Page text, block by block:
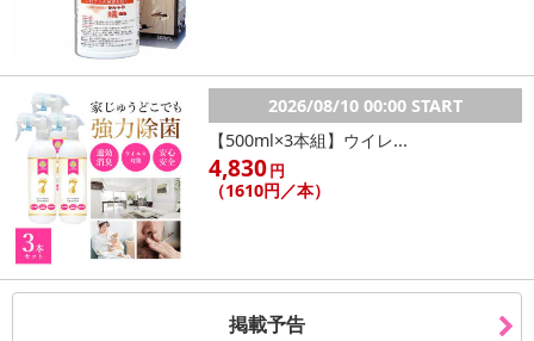
2026/08/10 00:00 START
【500ml×3本組】ウイレ...
4,830円
（1610円／本）
掲載予告